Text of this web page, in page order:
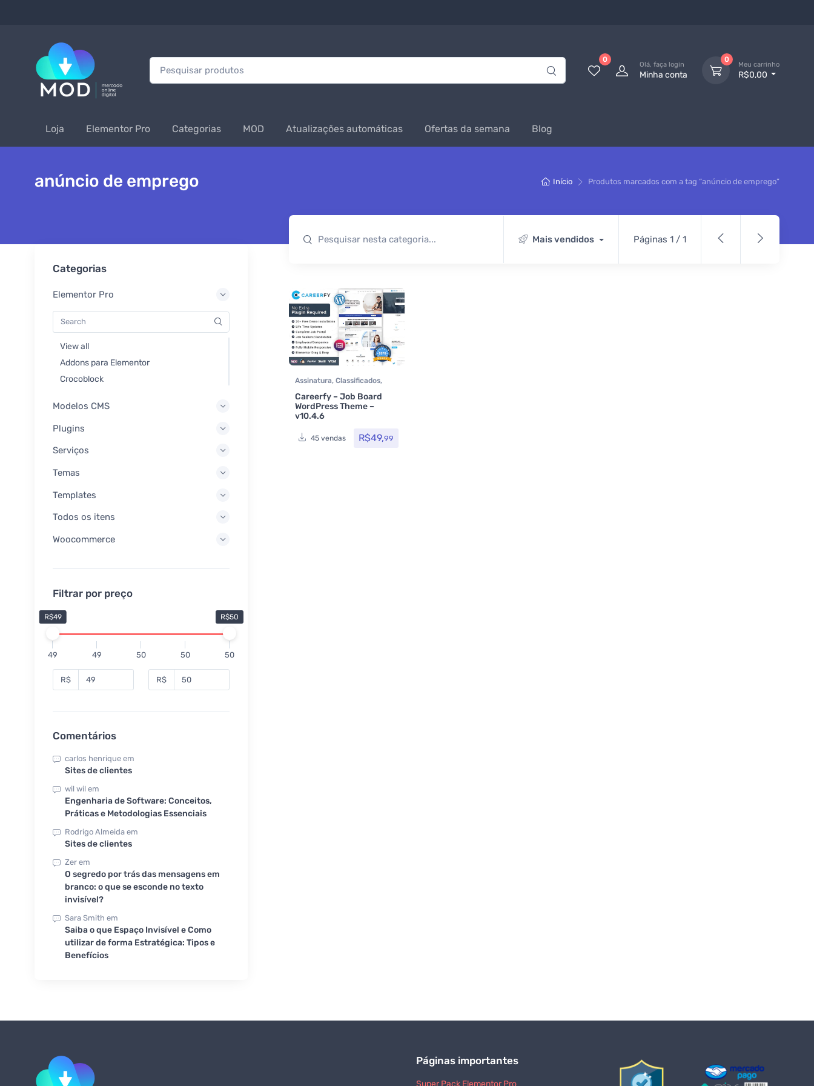
Procurar: 0
Olá, faça login
Minha conta
0
Meu carrinho
R$0,00
Loja Elementor Pro Categorias MOD Atualizações automáticas Ofertas da semana Blog
Início Produtos marcados com a tag “anúncio de emprego”
anúncio de emprego
Mais vendidos Páginas 1 / 1
Assinatura, Classificados,
Elementor
Elementor Pro
Loja Virtual , MarketPlace
Multiuso
Woocommerce
Careerfy – Job Board
WordPress Theme –
v10.4.6
45 vendas R$49,99
Categorias
Elementor Pro
View all
Addons para Elementor
Crocoblock
Modelos CMS
Plugins
Serviços
Temas
Templates
Todos os itens
Woocommerce
Filtrar por preço
R$49 R$50
49 49 50 50 50
R$ R$
Comentários
carlos henrique em
Sites de clientes
wil wil em
Engenharia de Software: Conceitos,
Práticas e Metodologias Essenciais
Rodrigo Almeida em
Sites de clientes
Zer em
O segredo por trás das mensagens em
branco: o que se esconde no texto
invisível?
Sara Smith em
Saiba o que Espaço Invisível e Como
utilizar de forma Estratégica: Tipos e
Benefícios
Páginas importantes
Super Pack Elementor Pro